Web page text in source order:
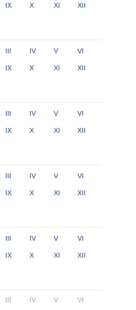
IX X XI XII
III IV V VI
IX X XI XII
III IV V VI
IX X XI XII
III IV V VI
IX X XI XII
III IV V VI
IX X XI XII
III IV V VI